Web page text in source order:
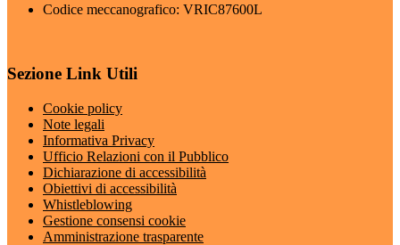
Codice meccanografico: VRIC87600L
Sezione Link Utili
Cookie policy
Note legali
Informativa Privacy
Ufficio Relazioni con il Pubblico
Dichiarazione di accessibilità
Obiettivi di accessibilità
Whistleblowing
Gestione consensi cookie
Amministrazione trasparente